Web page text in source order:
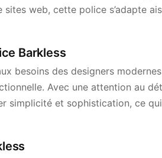
web, cette police s’adapte
Barkless
besoins des designers
Avec une attention au
simplicité et sophistication, ce